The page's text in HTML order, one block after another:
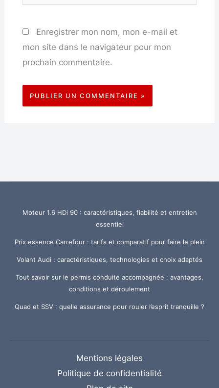
Enregistrer mon nom, mon e-mail et
mon site dans le navigateur pour mon
prochain commentaire.
Moteur 1.6 HDi 90 : caractéristiques, fiabilité et entretien
essentiel
Prix essence Carrefour : tarifs et comparatif pour faire le plein
Volant Audi : caractéristiques, technologies et choix adaptés
Tout savoir sur le permis conduite accompagnée : avantages,
conditions et déroulement
Quad et SSV : quelle assurance pour rouler l’esprit tranquille ?
Mentions légales
Politique de confidentialité